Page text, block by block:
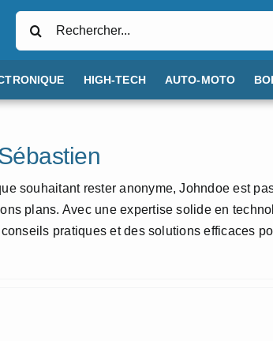
HIGH-TECH AUTO-MOTO
souhaitant rester anonyme, Johndoe est
plans. Avec une expertise solide en
pratiques et des solutions efficaces